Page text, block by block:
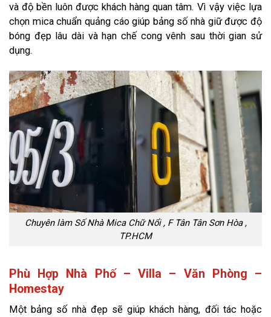
và độ bền luôn được khách hàng quan tâm. Vì vậy việc lựa
chọn mica chuẩn quảng cáo giúp bảng số nhà giữ được độ
bóng đẹp lâu dài và hạn chế cong vênh sau thời gian sử
dụng.
Chuyên làm Số Nhà Mica Chữ Nổi , F Tân Tân Sơn Hòa ,
TP.HCM
Phù Hợp Nhà Phố – Villa – Văn Phòng –
Homestay
Một bảng số nhà đẹp sẽ giúp khách hàng, đối tác hoặc